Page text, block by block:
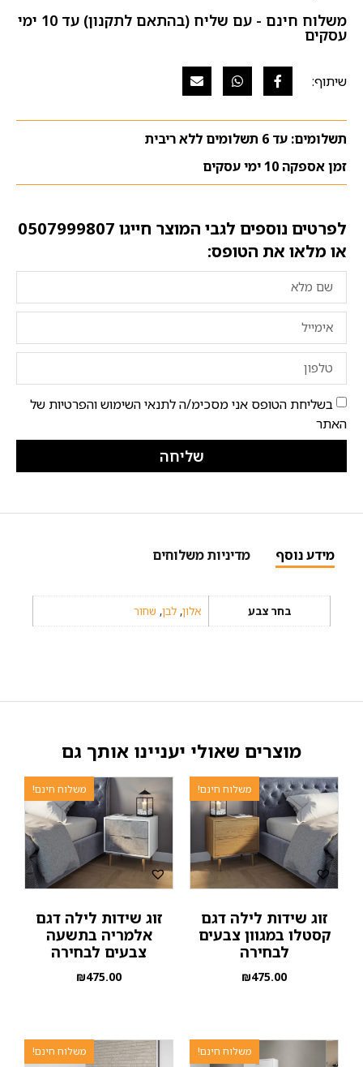
משלוח חינם - עם שליח (בהתאם לתקנון) עד 10 ימי
עסקים
תשלומים: עד 6 תשלומים ללא ריבית
זמן אספקה 10 ימי עסקים
לפרטים נוספים לגבי המוצר חייגו 0507999807
או מלאו את הטופס:
בשליחת הטופס אני מסכימ/ה לתנאי השימוש והפרטיות של
האתר
שליחה
מידע נוסף מדיניות משלוחים
בחר צבע אלון, לבן, שחור
מוצרים שאולי יעניינו אותך גם
משלוח חינם!
זוג שידות לילה דגם
קסטלו במגוון צבעים
לבחירה
₪475.00
משלוח חינם!
זוג שידות לילה דגם
אלמריה בתשעה
צבעים לבחירה
₪475.00
משלוח חינם! משלוח חינם!